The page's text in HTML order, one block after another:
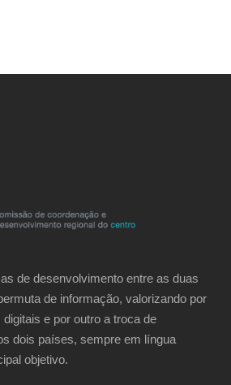
de desenvolvimento entre as duas
de informação, valorizando por
e por outro a troca de
dois países, sempre em língua
objetivo.